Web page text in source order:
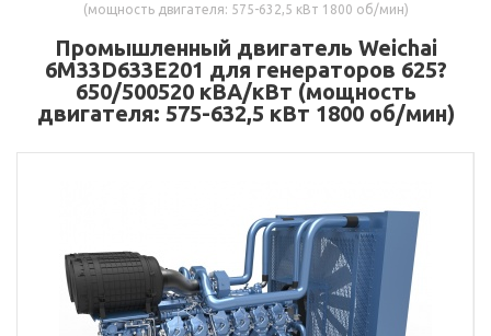
(мощность двигателя: 575-632,5 кВт 1800 об/мин)
Промышленный двигатель Weichai
6M33D633E201 для генераторов 625?
650/500520 кВА/кВт (мощность
двигателя: 575-632,5 кВт 1800 об/мин)